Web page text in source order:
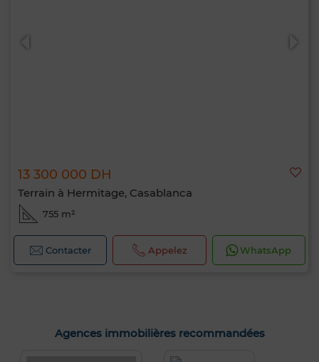
13 300 000 DH
Terrain à Hermitage, Casablanca
755 m²
Contacter Appelez WhatsApp
Agences immobilières recommandées